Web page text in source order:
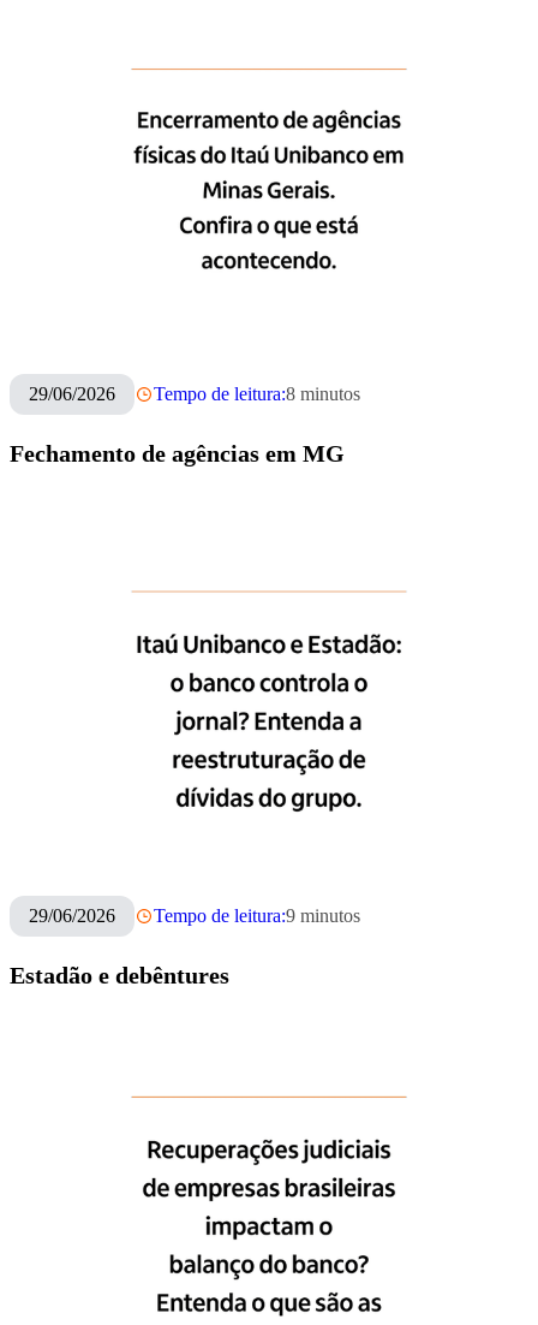
29/06/2026 Tempo de leitura:8 minutos
Fechamento de agências em MG
29/06/2026 Tempo de leitura:9 minutos
Estadão e debêntures